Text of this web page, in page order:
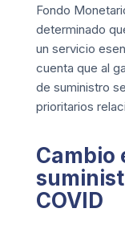
Fondo
determinado
un servicio
cuenta que al
de suministro
prioritarios
Cambio
COVID